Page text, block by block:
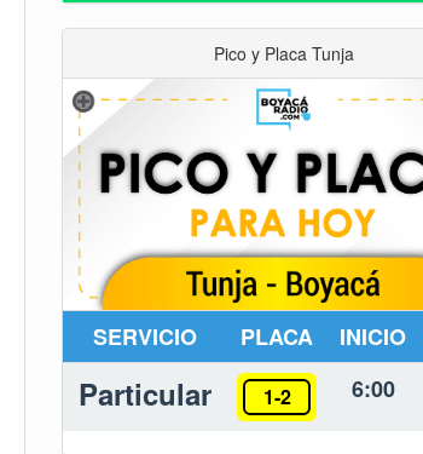
Pico y Placa Tunja
SERVICIO PLACA INICIO
Particular 1-2 6:00